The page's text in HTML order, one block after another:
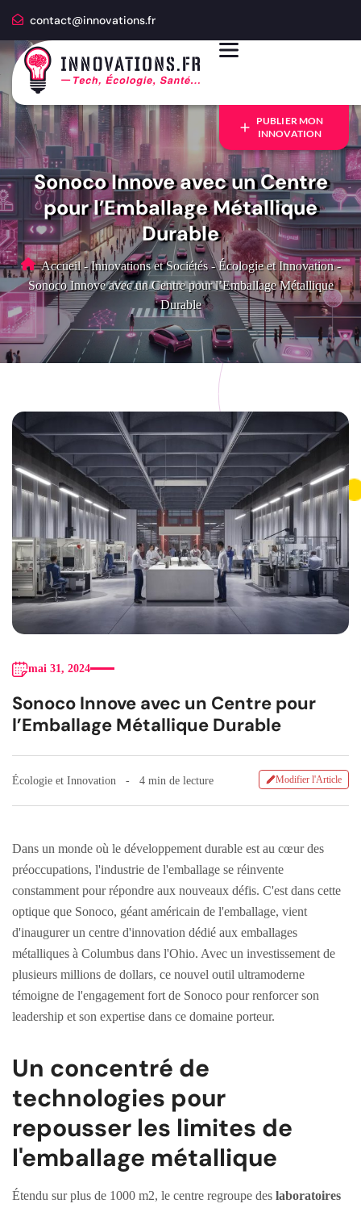
contact@innovations.fr
PUBLIER MON
INNOVATION
Sonoco Innove avec un Centre
pour l’Emballage Métallique
Durable
Accueil - Innovations et Sociétés - Écologie et Innovation -
Sonoco Innove avec un Centre pour l’Emballage Métallique
Durable
mai 31, 2024
Sonoco Innove avec un Centre pour
l’Emballage Métallique Durable
Écologie et Innovation 4 min de lecture Modifier l'Article
Dans un monde où le développement durable est au cœur des
préoccupations, l'industrie de l'emballage se réinvente
constamment pour répondre aux nouveaux défis. C'est dans cette
optique que Sonoco, géant américain de l'emballage, vient
d'inaugurer un centre d'innovation dédié aux emballages
métalliques à Columbus dans l'Ohio. Avec un investissement de
plusieurs millions de dollars, ce nouvel outil ultramoderne
témoigne de l'engagement fort de Sonoco pour renforcer son
leadership et son expertise dans ce domaine porteur.
Un concentré de
technologies pour
repousser les limites de
l'emballage métallique
Étendu sur plus de 1000 m2, le centre regroupe des laboratoires